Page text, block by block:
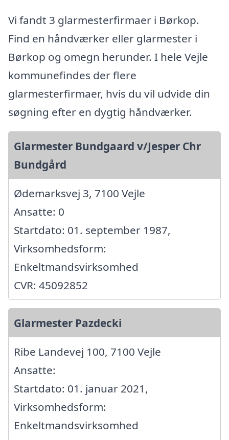
Vi fandt 3 glarmesterfirmaer i Børkop.
Find en håndværker eller glarmester i
Børkop og omegn herunder. I hele Vejle
kommunefindes der flere
glarmesterfirmaer, hvis du vil udvide din
søgning efter en dygtig håndværker.
Glarmester Bundgaard v/Jesper Chr
Bundgård
Ødemarksvej 3, 7100 Vejle
Ansatte: 0
Startdato: 01. september 1987,
Virksomhedsform:
Enkeltmandsvirksomhed
CVR: 45092852
Glarmester Pazdecki
Ribe Landevej 100, 7100 Vejle
Ansatte:
Startdato: 01. januar 2021,
Virksomhedsform:
Enkeltmandsvirksomhed